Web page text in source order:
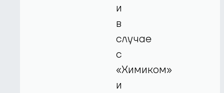
и
в
случае
с
«Химиком»
и